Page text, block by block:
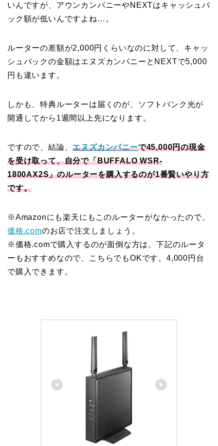
いんですが、アウンカンパニーやNEXTはキャッシュバ
ック額が低いんですよね…。
ルーターの差額が2,000円くらいなのに対して、キャッ
シュバックの金額はエヌズカンパニーとNEXTで5,000
円も違います。
しかも、特典ルーターは届くのが、ソフトバンク光が
開通してから1週間以上先になります。
ですので、結論、エヌズカンパニーで45,000円の現金
を受け取って、自分で「BUFFALO WSR-
1800AX2S」のルーターを購入するのが1番賢いやり方
です。
※Amazonにも楽天にもこのルーターがなかったので、
価格.comのお店で注文しましょう。
※価格.comで購入するのが面倒な方は、下記のルータ
ーもおすすめなので、こちらでもOKです。4,000円台
で購入できます。